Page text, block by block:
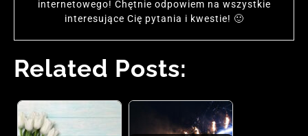
internetowego! Chętnie odpowiem na wszystkie
interesujące Cię pytania i kwestie! 🙂
Related Posts: